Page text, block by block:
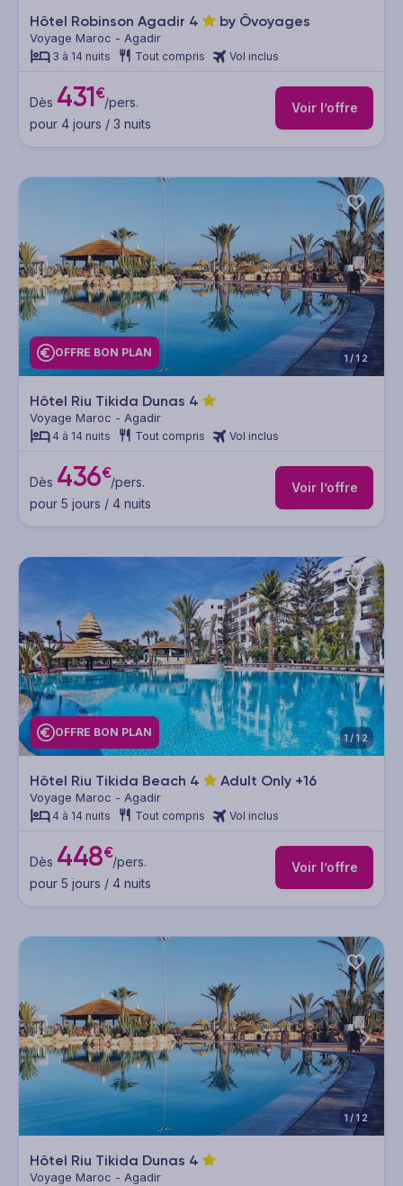
Hôtel Robinson Agadir 4 by Ôvoyages
Voyage Maroc - Agadir
3 à 14 nuits Tout compris Vol inclus
Dès 431€/pers.
pour 4 jours / 3 nuits
Voir l’offre
OFFRE BON PLAN 1/12
Hôtel Riu Tikida Dunas 4
Voyage Maroc - Agadir
4 à 14 nuits Tout compris Vol inclus
Dès 436€/pers.
pour 5 jours / 4 nuits
Voir l’offre
OFFRE BON PLAN 1/12
Hôtel Riu Tikida Beach 4 Adult Only +16
Voyage Maroc - Agadir
4 à 14 nuits Tout compris Vol inclus
Dès 448€/pers.
pour 5 jours / 4 nuits
Voir l’offre
1/12
Hôtel Riu Tikida Dunas 4
Voyage Maroc - Agadir